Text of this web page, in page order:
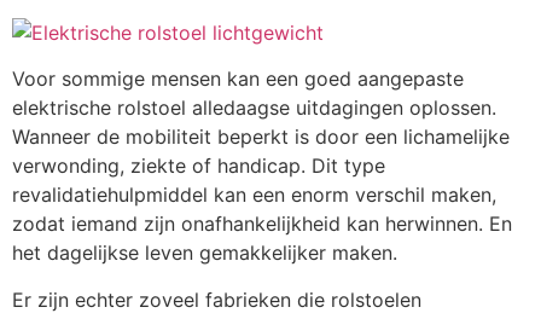
Voor sommige mensen kan een goed aangepaste
elektrische rolstoel alledaagse uitdagingen oplossen.
Wanneer de mobiliteit beperkt is door een lichamelijke
verwonding, ziekte of handicap. Dit type
revalidatiehulpmiddel kan een enorm verschil maken,
zodat iemand zijn onafhankelijkheid kan herwinnen. En
het dagelijkse leven gemakkelijker maken.
Er zijn echter zoveel fabrieken die rolstoelen